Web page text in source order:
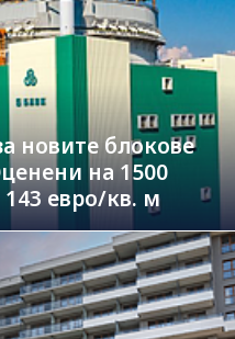
новите блокове
на 1500
евро/кв. м